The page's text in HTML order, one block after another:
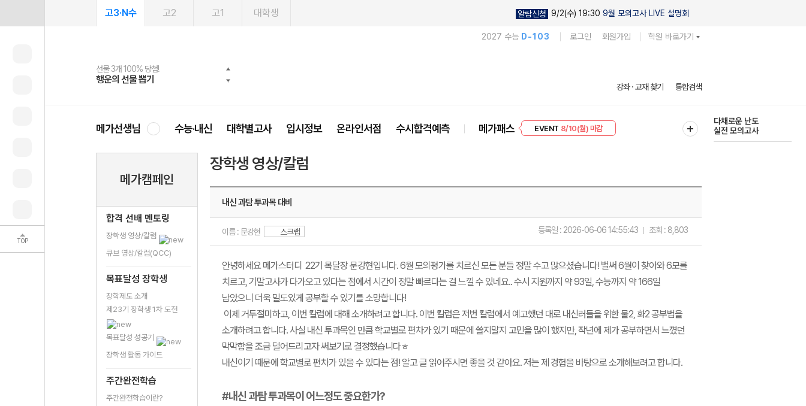
TOP
고3·N수 고2 고1 대학생 알람신청 9/2(수) 19:30 9월 모의고사 LIVE 설명회
2027 수능 D-103 로그인 회원가입 학원 바로가기
메가스터디
선물 3개 100% 당첨!
행운의 선물 뽑기
선물 100% 증정!
메가스터디 X 올리브
여름방학 스터디 캐시백
메가런 썸머스쿨
2027 러셀 단과
강사 공개선발
스마트러닝앱
설문 EVENT
메가패스
3일 무료 체험권
메가패스 수강생 무료혜택!
메가클럽 멤버십
사회공헌 캠페인
희망이룸 메가나눔
강좌 · 교재 찾기 통합검색
메가선생님 수능·내신 대학별고사 입시정보 온라인서점 수시합격예측 메가패스
EVENT 8/10(월) 마감
다채로운 난도
실전 모의고사
메가캠페인
합격 선배 멘토링
장학생 영상/칼럼
큐브 영상/칼럼(QCC)
목표달성 장학생
장학제도 소개
제23기 장학생 1차 도전
목표달성 성공기
장학생 활동 가이드
주간완전학습
주간완전학습이란?
장학생 영상/칼럼
내신 과탐 투과목 대비
이름 : 문강현 스크랩 등록일 : 2026-06-06 14:55:43 조회 : 8,803
안녕하세요 메가스터디 22기 목달장 문강현입니다. 6월 모의평가를 치르신 모든 분들 정말 수고 많으셨습니다! 벌써 6월이 찾아와 6모를
치르고, 기말고사가 다가오고 있다는 점에서 시간이 정말 빠르다는 걸 느낄 수 있네요.. 수시 지원까지 약 93일, 수능까지 약 166일
남았으니 더욱 밀도있게 공부할 수 있기를 소망합니다!
이제 거두절미하고, 이번 칼럼에 대해 소개하려고 합니다. 이번 칼럼은 저번 칼럼에서 예고했던 대로 내신러들을 위한 물2, 화2 공부법을
소개하려고 합니다. 사실 내신 투과목인 만큼 학교별로 편차가 있기 때문에 쓸지말지 고민을 많이 했지만, 작년에 제가 공부하면서 느꼈던
막막함을 조금 덜어드리고자 써보기로 결정했습니다ㅎ
내신이기 때문에 학교별로 편차가 있을 수 있다는 점! 알고 글 읽어주시면 좋을 것 같아요. 저는 제 경험을 바탕으로 소개해보려고 합니다.
#내신 과탐 투과목이 어느정도 중요한가?